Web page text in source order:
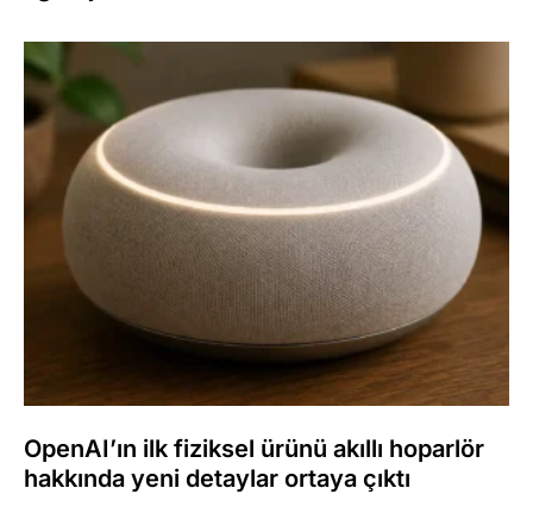
OpenAI’ın ilk fiziksel ürünü akıllı hoparlör
hakkında yeni detaylar ortaya çıktı